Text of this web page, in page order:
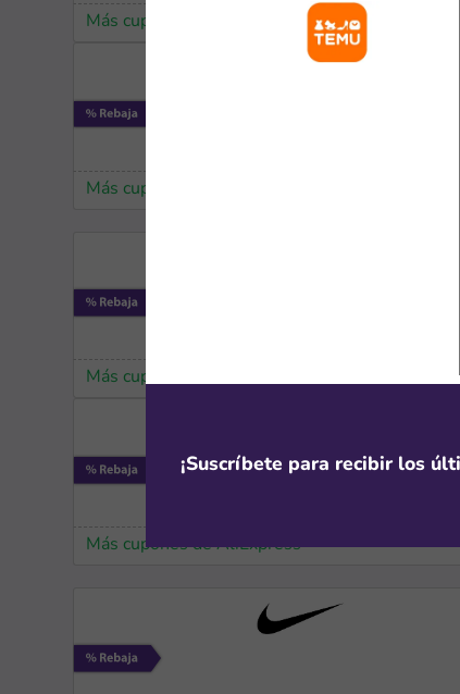
Más cupones de Nike
Más cupones de Tiendamia
Más cupones de Tiendamia
Más cupones de AliExpress
¡Suscríbete para recibir los